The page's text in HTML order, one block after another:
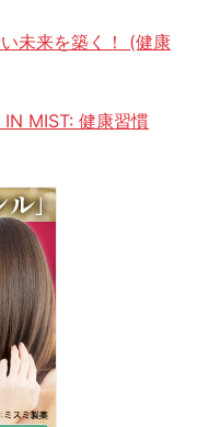
未来を築く！ (健康
MIST: 健康習慣